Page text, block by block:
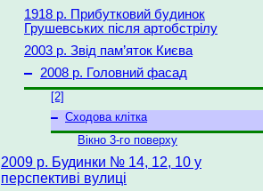
1918 р. Прибутковий будинок
Грушевських після артобстрілу
2003 р. Звід пам’яток Києва
– 2008 р. Головний фасад
[2]
– Сходова клітка
Вікно 3-го поверху
2009 р. Будинки № 14, 12, 10 у
перспективі вулиці